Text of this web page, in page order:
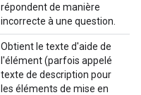
répondent de manière
incorrecte à une question.
Obtient le texte d'aide de
l'élément (parfois appelé
texte de description pour
les éléments de mise en